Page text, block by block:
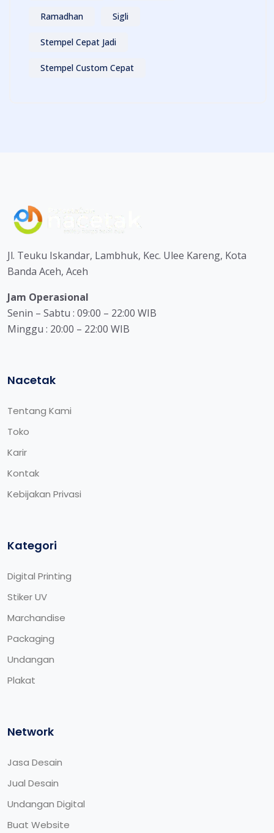
Ramadhan Sigli
Stempel Cepat Jadi
Stempel Custom Cepat
Jl. Teuku Iskandar, Lambhuk, Kec. Ulee Kareng, Kota
Banda Aceh, Aceh
Jam Operasional
Senin – Sabtu : 09:00 – 22:00 WIB
Minggu : 20:00 – 22:00 WIB
Nacetak
Tentang Kami
Toko
Karir
Kontak
Kebijakan Privasi
Kategori
Digital Printing
Stiker UV
Marchandise
Packaging
Undangan
Plakat
Network
Jasa Desain
Jual Desain
Undangan Digital
Buat Website